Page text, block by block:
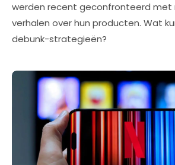
werden recent geconfronteerd met
verhalen over hun producten. Wat
debunk-strategieën?